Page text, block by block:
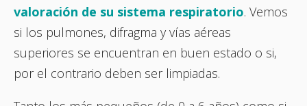
valoración de su sistema respiratorio. Vemos
si los pulmones, difragma y vías aéreas
superiores se encuentran en buen estado o si,
por el contrario deben ser limpiadas.